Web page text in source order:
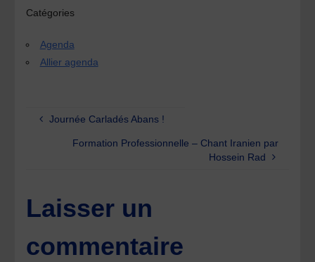
Catégories
Agenda
Allier agenda
Journée Carladés Abans !
Formation Professionnelle – Chant Iranien par
Hossein Rad
Laisser un
commentaire